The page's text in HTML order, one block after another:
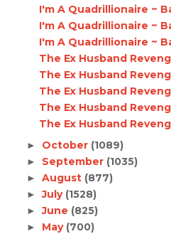
I'm A Quadrillionaire ~
I'm A Quadrillionaire ~
I'm A Quadrillionaire ~
The Ex Husband
The Ex Husband
The Ex Husband
The Ex Husband
The Ex Husband
► October (1089)
► September (1035)
► August (877)
►July (1528)
►June (825)
► May (700)